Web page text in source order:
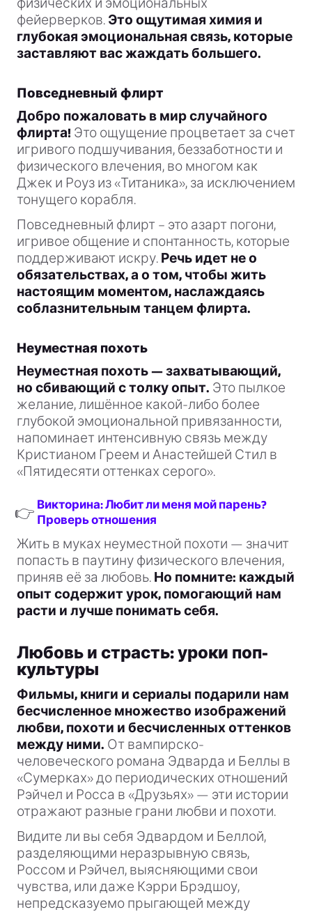
физических и эмоциональных
фейерверков. Это ощутимая химия и
глубокая эмоциональная связь, которые
заставляют вас жаждать большего.
Повседневный флирт
Добро пожаловать в мир случайного
флирта! Это ощущение процветает за счет
игривого подшучивания, беззаботности и
физического влечения, во многом как
Джек и Роуз из «Титаника», за исключением
тонущего корабля.
Повседневный флирт – это азарт погони,
игривое общение и спонтанность, которые
поддерживают искру. Речь идет не о
обязательствах, а о том, чтобы жить
настоящим моментом, наслаждаясь
соблазнительным танцем флирта.
Неуместная похоть
Неуместная похоть — захватывающий,
но сбивающий с толку опыт. Это пылкое
желание, лишённое какой-либо более
глубокой эмоциональной привязанности,
напоминает интенсивную связь между
Кристианом Греем и Анастейшей Стил в
«Пятидесяти оттенках серого».
👉 Викторина: Любит ли меня мой парень?
Проверь отношения
Жить в муках неуместной похоти — значит
попасть в паутину физического влечения,
приняв её за любовь. Но помните: каждый
опыт содержит урок, помогающий нам
расти и лучше понимать себя.
Любовь и страсть: уроки поп-
культуры
Фильмы, книги и сериалы подарили нам
бесчисленное множество изображений
любви, похоти и бесчисленных оттенков
между ними. От вампирско-
человеческого романа Эдварда и Беллы в
«Сумерках» до периодических отношений
Рэйчел и Росса в «Друзьях» — эти истории
отражают разные грани любви и похоти.
Видите ли вы себя Эдвардом и Беллой,
разделяющими неразрывную связь,
Россом и Рэйчел, выясняющими свои
чувства, или даже Кэрри Брэдшоу,
непредсказуемо прыгающей между